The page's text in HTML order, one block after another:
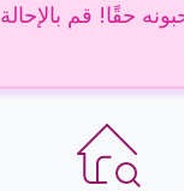
حقًا! قم بالإحالة